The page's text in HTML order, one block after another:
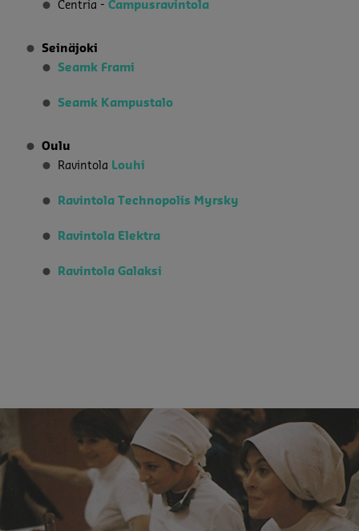
Centria - Campusravintola
Seinäjoki
Seamk Frami
Seamk Kampustalo
Oulu
Ravintola Louhi
Ravintola Technopolis Myrsky
Ravintola Elektra
Ravintola Galaksi